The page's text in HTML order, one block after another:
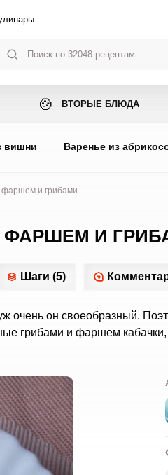
🍲 ВТОРЫЕ БЛЮДА
вишни Варенье из
и грибами
И
Шаги (5)
очень он своеобразный.
грибами и фаршем кабачки,